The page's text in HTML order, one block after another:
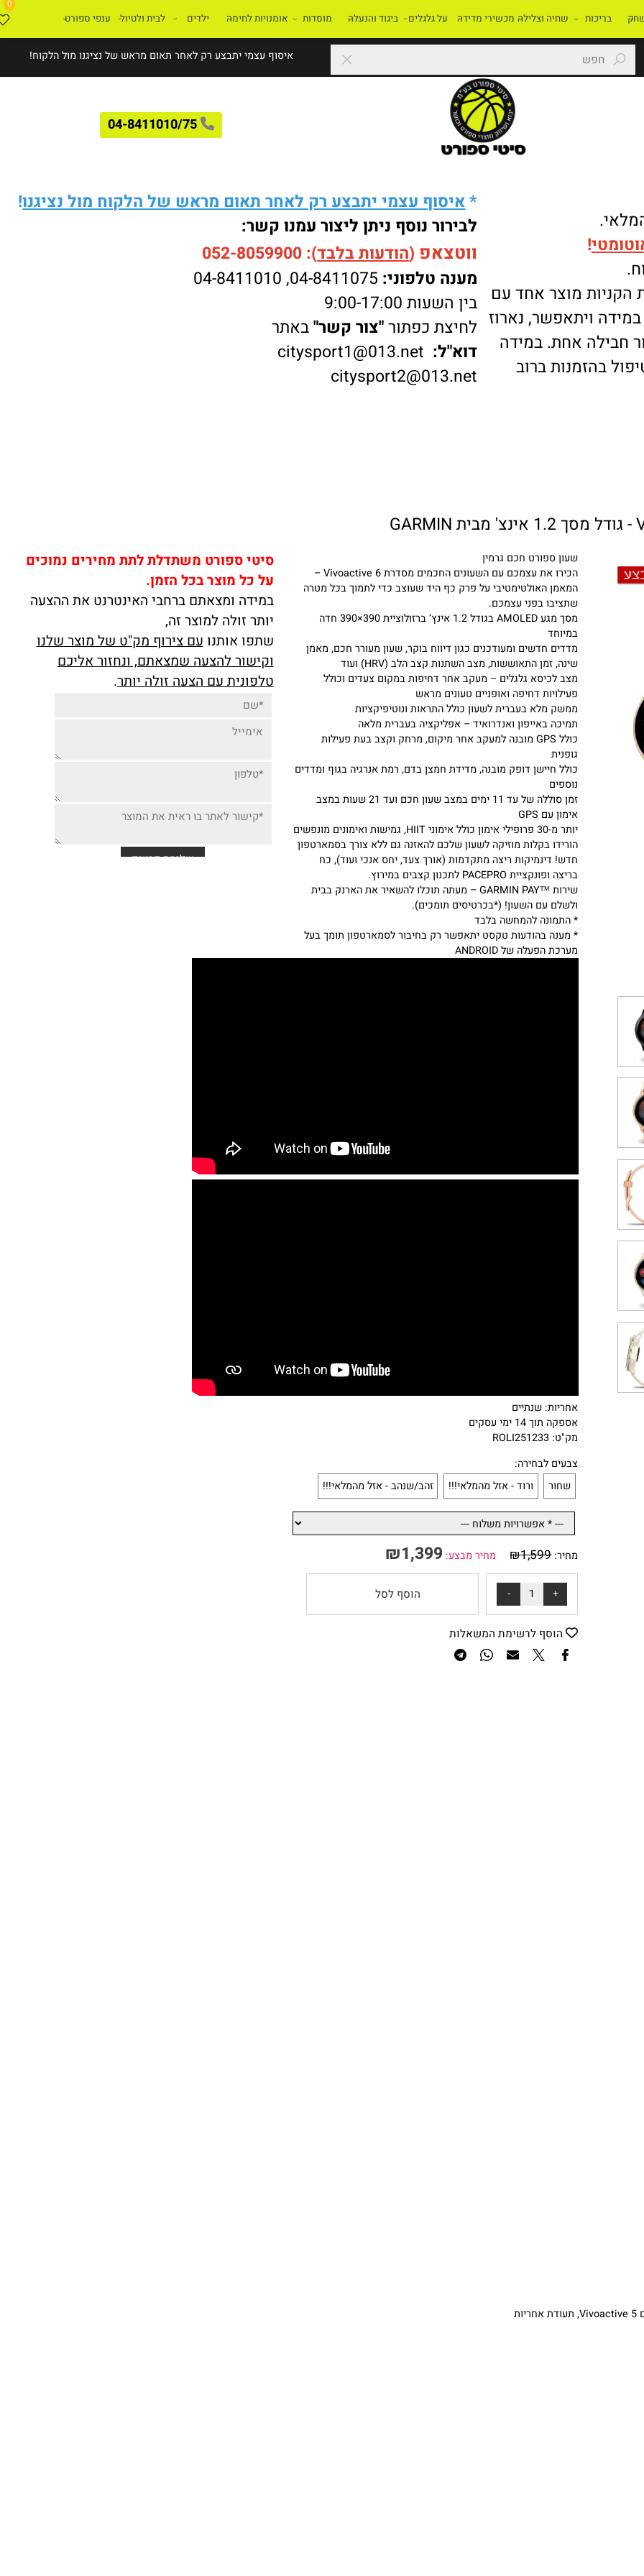
איסוף עצמי יתבצע רק לאחר תאום מראש של נציגנו מול הלקוח!
04-8411010/75
0
בריכות שחיה וצלילה מכשירי מדידה על גלגלים ביגוד והנעלה מוסדות אומנויות לחימה ילדים לבית ולטיול ענפי ספורט
!
מוצר אחד עם
ויתאפשר, נארוז
אחת. במידה
ברוב
איסוף עצמי יתבצע רק לאחר תאום מראש של הלקוח מול נציגנו!
לבירור נוסף ניתן ליצור עמנו קשר:
ווטצאפ (הודעות בלבד):
052-8059900
מענה טלפוני:04-8411075
,
04-8411010
בין השעות 9:00-17:00
לחיצת כפתור "צור קשר"באתר
דוא"ל:citysport1@013.net
citysport2@013.net
שעון ספורט חכם גרמין
המאמן האולטימטיבי על פרק כף היד שעוצב כדי לתמוך בכל מטרה
שתציבו בפני עצמכם.
מסך מגע AMOLED בגודל 1.2 אינץ’ ברזולוציית 390×390 חדה
במיוחד
מדדים חדשים ומעודכנים כגון דיווח בוקר, שעון מעורר חכם, מאמן
שינה, זמן התאוששות, מצב השתנות קצב הלב (HRV) ועוד
מצב לכיסא גלגלים – מעקב אחר דחיפות במקום צעדים וכולל
פעילויות דחיפה ואופניים טעונים מראש
ממשק מלא בעברית לשעון כולל התראות ונוטיפיקציות
תמיכה באייפון ואנדרואיד – אפליקציה בעברית מלאה
כולל GPS מובנה למעקב אחר מיקום, מרחק וקצב בעת פעילות
גופנית
כולל חיישן דופק מובנה, מדידת חמצן בדם, רמת אנרגיה בגוף ומדדים
נוספים
זמן סוללה של עד 11 ימים במצב שעון חכם ועד 21 שעות במצב
אימון עם GPS
יותר מ-30 פרופילי אימון כולל אימוני HIIT, גמישות ואימונים מונפשים
הורידו בקלות מוזיקה לשעון שלכם להאזנה גם ללא צורך בסמארטפון
חדש! דינמיקות ריצה מתקדמות (אורך צעד, יחס אנכי ועוד), כח
בריצה ופונקציית PACEPRO לתכנון קצבים במירוץ.
שירות ™GARMIN PAY – מעתה תוכלו להשאיר את הארנק בבית
ולשלם עם השעון! (*בכרטיסים תומכים).
* התמונה להמחשה בלבד
אחריות: שנתיים
אספקה תוך 14 ימי עסקים
מק"ט: ROLI251233
צבעים לבחירה:
ורוד - אזל מהמלאי!!! זהב/שנהב - אזל מהמלאי!!!
₪1,599
₪1,399
סיטי ספורט משתדלת לתת מחירים נמוכים
על כל מוצר בכל הזמן.
במידה ומצאתם ברחבי האינטרנט את ההצעה
יותר זולה למוצר זה,
שתפו אותנועם צירוף מק"ט של מוצר שלנו
וקישור להצעה שמצאתם, ונחזור אליכם
טלפונית עם הצעה זולה יותר